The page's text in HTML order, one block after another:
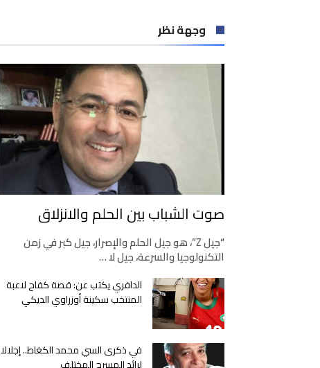
وجهة نظر
صوت الشباب بين الحلم والانزلاق
“جيل Z”، هو جيل الحلم والإصرار، جيل كبر في زمن
التكنولوجيا والسرعة، جيل لا …
الدافري يكتب عن: قصة كفاح لاعبة
المنتخب سكينة أوزراوي الديكي
في ذكرى السي محمد الكغاط.. إجلالا